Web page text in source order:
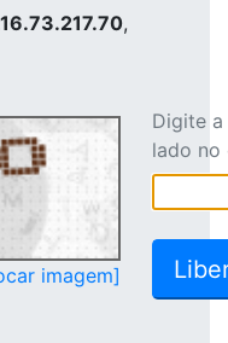
,
imagem]
Digite
lado no